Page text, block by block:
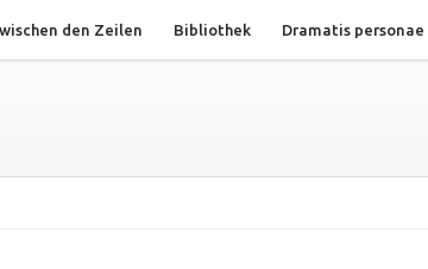
den Zeilen Bibliothek Dramatis personae